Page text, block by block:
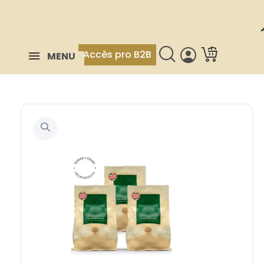
MENU Accès pro B2B